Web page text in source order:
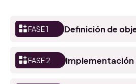
FASE 1 Definición de
FASE 2 Implementación